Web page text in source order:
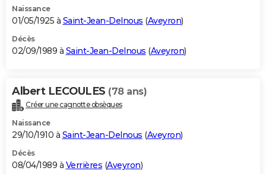
Naissance
01/05/1925 à Saint-Jean-Delnous (Aveyron)
Décès
02/09/1989 à Saint-Jean-Delnous (Aveyron)
Albert LECOULES (78 ans)
Créer une cagnotte obsèques
Naissance
29/10/1910 à Saint-Jean-Delnous (Aveyron)
Décès
08/04/1989 à Verrières (Aveyron)